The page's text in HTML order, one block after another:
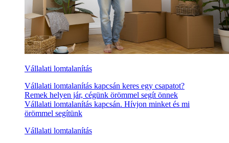
Vállalati lomtalanítás
Vállalati lomtalanítás kapcsán keres egy csapatot?
Remek helyen jár, cégünk örömmel segít önnek
Vállalati lomtalanítás kapcsán. Hívjon minket és mi
örömmel segítünk
Vállalati lomtalanítás